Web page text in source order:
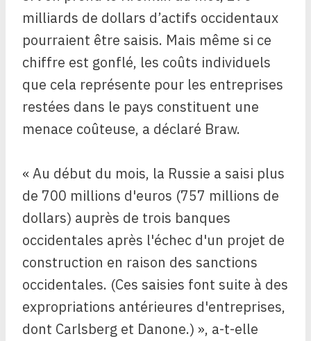
milliards de dollars d’actifs occidentaux
pourraient être saisis. Mais même si ce
chiffre est gonflé, les coûts individuels
que cela représente pour les entreprises
restées dans le pays constituent une
menace coûteuse, a déclaré Braw.
« Au début du mois, la Russie a saisi plus
de 700 millions d'euros (757 millions de
dollars) auprès de trois banques
occidentales après l'échec d'un projet de
construction en raison des sanctions
occidentales. (Ces saisies font suite à des
expropriations antérieures d'entreprises,
dont Carlsberg et Danone.) », a-t-elle